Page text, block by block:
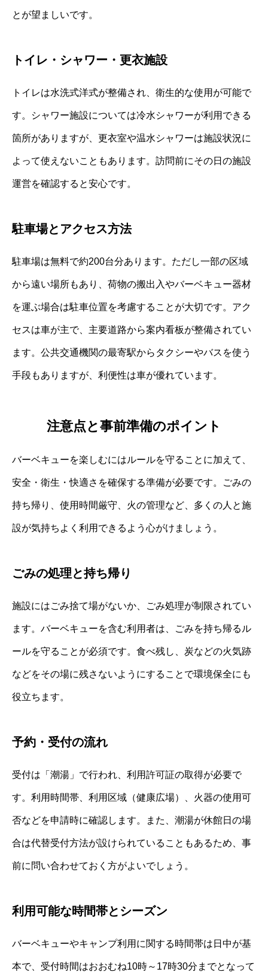
とが望ましいです。
トイレ・シャワー・更衣施設
トイレは水洗式洋式が整備され、衛生的な使用が可能で
す。シャワー施設については冷水シャワーが利用できる
箇所がありますが、更衣室や温水シャワーは施設状況に
よって使えないこともあります。訪問前にその日の施設
運営を確認すると安心です。
駐車場とアクセス方法
駐車場は無料で約200台分あります。ただし一部の区域
から遠い場所もあり、荷物の搬出入やバーベキュー器材
を運ぶ場合は駐車位置を考慮することが大切です。アク
セスは車が主で、主要道路から案内看板が整備されてい
ます。公共交通機関の最寄駅からタクシーやバスを使う
手段もありますが、利便性は車が優れています。
注意点と事前準備のポイント
バーベキューを楽しむにはルールを守ることに加えて、
安全・衛生・快適さを確保する準備が必要です。ごみの
持ち帰り、使用時間厳守、火の管理など、多くの人と施
設が気持ちよく利用できるよう心がけましょう。
ごみの処理と持ち帰り
施設にはごみ捨て場がないか、ごみ処理が制限されてい
ます。バーベキューを含む利用者は、ごみを持ち帰るル
ールを守ることが必須です。食べ残し、炭などの火気跡
などをその場に残さないようにすることで環境保全にも
役立ちます。
予約・受付の流れ
受付は「潮湯」で行われ、利用許可証の取得が必要で
す。利用時間帯、利用区域（健康広場）、火器の使用可
否などを申請時に確認します。また、潮湯が休館日の場
合は代替受付方法が設けられていることもあるため、事
前に問い合わせておく方がよいでしょう。
利用可能な時間帯とシーズン
バーベキューやキャンプ利用に関する時間帯は日中が基
本で、受付時間はおおむね10時～17時30分までとなって